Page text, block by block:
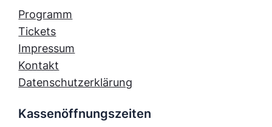
Programm
Tickets
Impressum
Kontakt
Datenschutzerklärung
Kassenöffnungszeiten